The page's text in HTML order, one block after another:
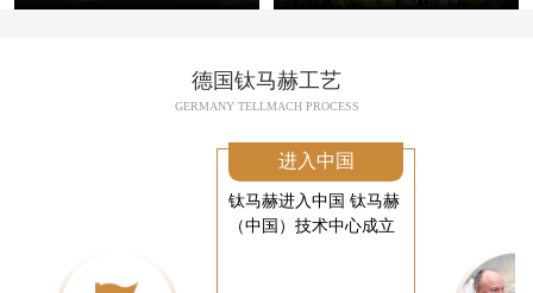
德国钛马赫工艺
GERMANY TELLMACH PROCESS
进入中国
钛马赫进入中国 钛马赫
（中国）技术中心成立